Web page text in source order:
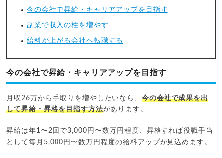
今の会社で昇給・キャリアアップを目指す
副業で収入の柱を増やす
給料が上がる会社へ転職する
今の会社で昇給・キャリアアップを目指す
月収26万から手取りを増やしたいなら、 今の会社で成果を出
して昇給・昇格を目指す方法があります。
昇給は年1〜2回で3,000円〜数万円程度、昇格すれば役職手当
として毎月5,000円〜数万円程度の給料アップが見込めます。